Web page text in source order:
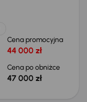
Cena promocyjna
44 000 zł
Cena po obniżce
47 000 zł